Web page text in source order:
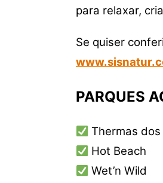
para relaxar,
Se quiser
PARQUES
Thermas
Hot Beach
Wet’n Wild